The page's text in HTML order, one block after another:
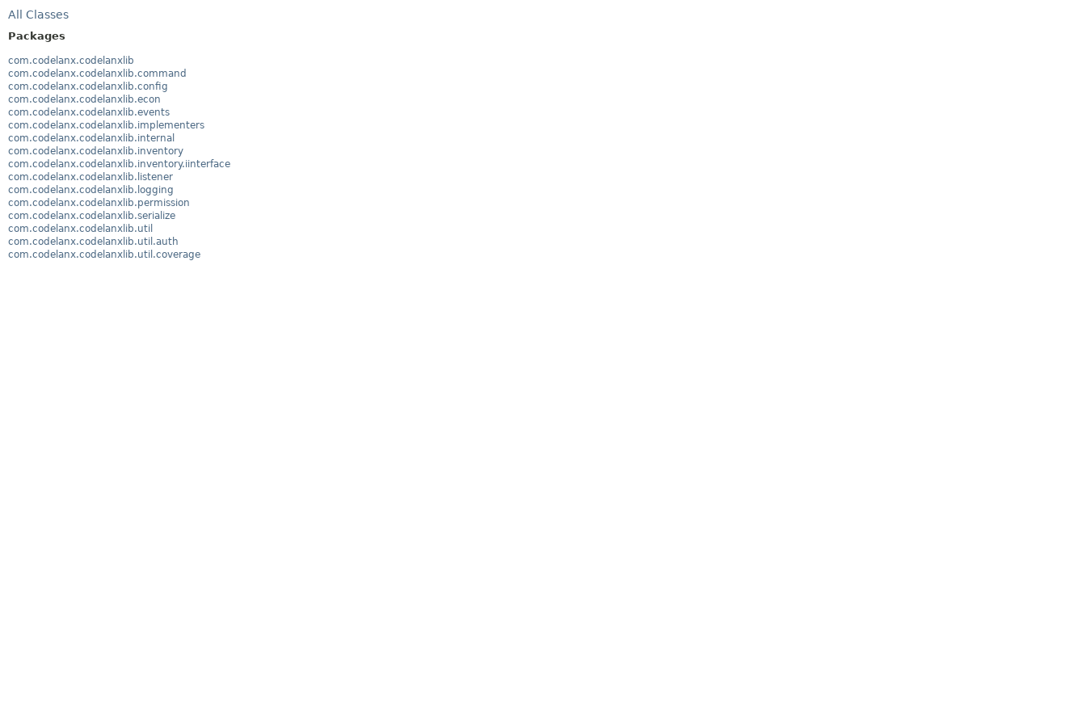
All Classes
Packages
com.codelanx.codelanxlib
com.codelanx.codelanxlib.command
com.codelanx.codelanxlib.config
com.codelanx.codelanxlib.econ
com.codelanx.codelanxlib.events
com.codelanx.codelanxlib.implementers
com.codelanx.codelanxlib.internal
com.codelanx.codelanxlib.inventory
com.codelanx.codelanxlib.inventory.iinterface
com.codelanx.codelanxlib.listener
com.codelanx.codelanxlib.logging
com.codelanx.codelanxlib.permission
com.codelanx.codelanxlib.serialize
com.codelanx.codelanxlib.util
com.codelanx.codelanxlib.util.auth
com.codelanx.codelanxlib.util.coverage